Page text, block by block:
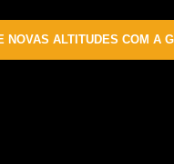
NOVAS ALTITUDES COM A